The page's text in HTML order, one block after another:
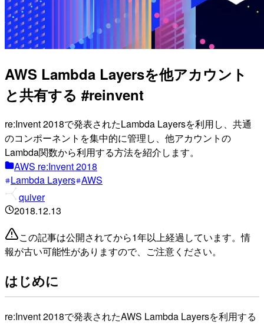
AWS Lambda Layersを他アカウント
と共有する #reinvent
re:Invent 2018で発表されたLambda Layersを利用し、共通
のコンポーネントを集中的に管理し、他アカウントの
Lambda関数から利用する方法を紹介します。
AWS re:Invent 2018
Lambda Layers AWS
quiver
2018.12.13
この記事は公開されてから1年以上経過しています。情
報が古い可能性がありますので、ご注意ください。
はじめに
re:Invent 2018で発表されたAWS Lambda Layersを利用する